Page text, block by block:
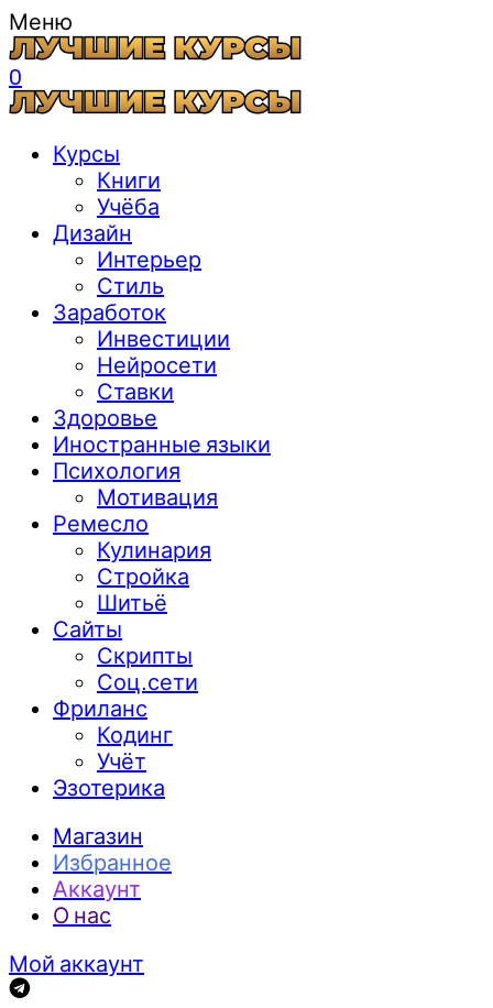
Меню
0
Курсы
Книги
Учёба
Дизайн
Интерьер
Стиль
Заработок
Инвестиции
Нейросети
Ставки
Здоровье
Иностранные языки
Психология
Мотивация
Ремесло
Кулинария
Стройка
Шитьё
Сайты
Скрипты
Соц.сети
Фриланс
Кодинг
Учёт
Эзотерика
Магазин
Избранное
Аккаунт
О нас
Мой аккаунт